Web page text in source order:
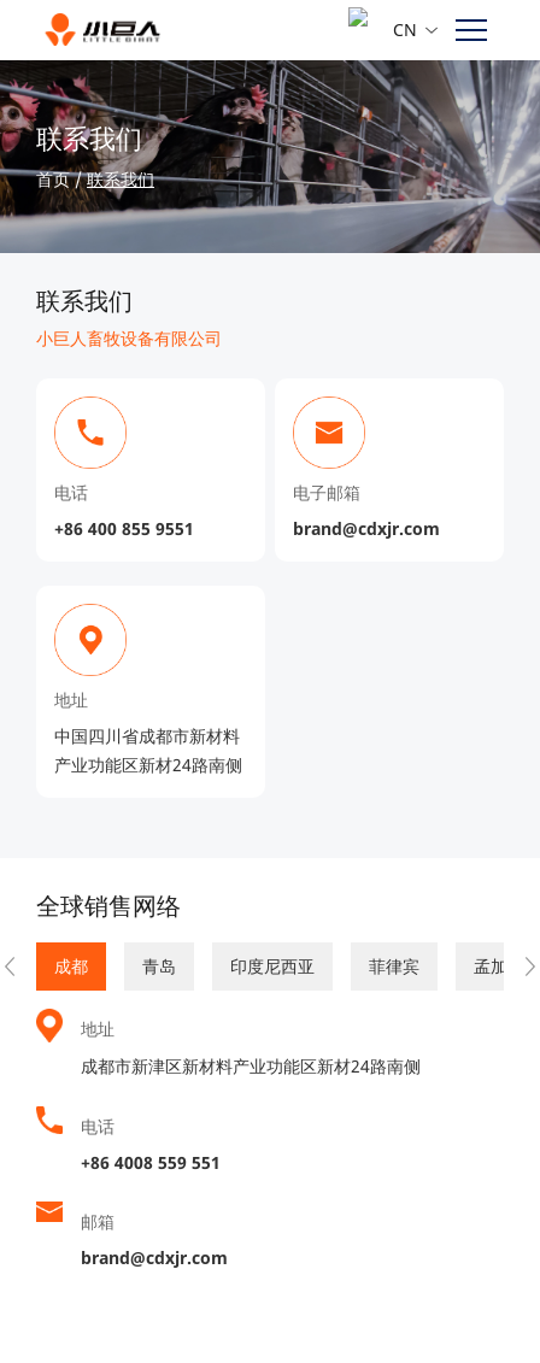
CN
联系我们
首页 / 联系我们
联系我们
小巨人畜牧设备有限公司
电话
+86 400 855 9551
电子邮箱
brand@cdxjr.com
地址
中国四川省成都市新材料
产业功能区新材24路南侧
全球销售网络
成都 青岛 印度尼西亚 菲律宾 孟加拉国
地址
成都市新津区新材料产业功能区新材24路南侧
电话
+86 4008 559 551
邮箱
brand@cdxjr.com